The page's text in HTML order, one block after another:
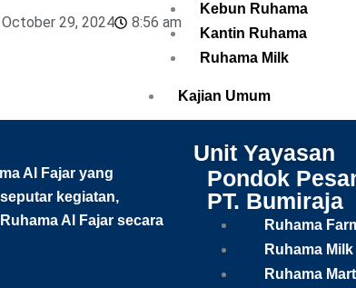
Kebun Ruhama
Kantin Ruhama
Ruhama Milk
Kajian Umum
Hasil Belajar Santri
Kalender Akademik 2024/
Pustaka Ruhama
October 29, 2024 8:56 am
Al Fajar yang
kegiatan,
Al Fajar secara
Unit Yayasan
Pondok
PT. Bumiraja
Ruhama
Ruhama Milk
Ruhama Mart